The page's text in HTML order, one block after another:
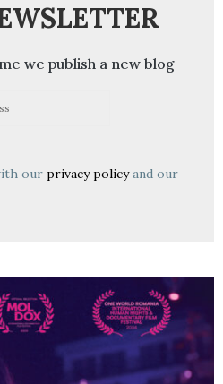
we publish a new blog
our privacy policyand our